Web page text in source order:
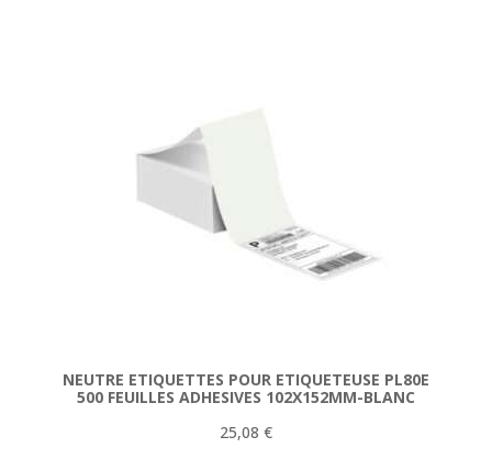
NEUTRE ETIQUETTES POUR ETIQUETEUSE PL80E
500 FEUILLES ADHESIVES 102X152MM-BLANC
25,08 €